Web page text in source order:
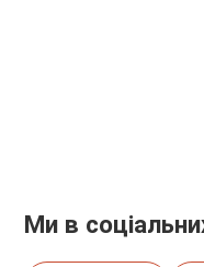
Ми в